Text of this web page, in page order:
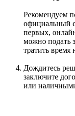
Рекомендуем
официальный
первых,
можно подать
тратить
Дождитесь
заключите
или